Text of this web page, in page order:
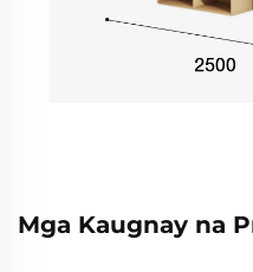
Mga Kaugnay na